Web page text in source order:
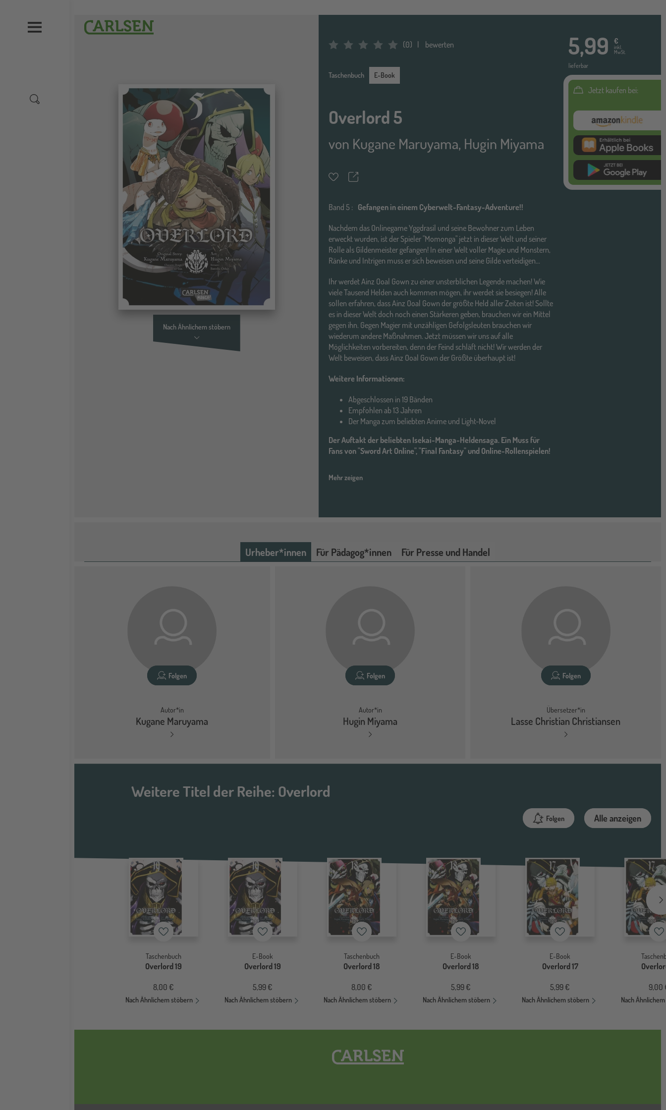
Carlsen
Nach Ähnlichem stöbern
Average Rating: 0 (0) bewerten
Taschenbuch
E-Book
Overlord 5
von Kugane Maruyama, Hugin Miyama
MerkzettelTeilen
Band 5 : Gefangen in einem Cyberwelt-Fantasy-Adventure!!
Nachdem das Onlinegame Yggdrasil und seine Bewohner zum Leben
erweckt wurden, ist der Spieler "Momonga" jetzt in dieser Welt und seiner
Rolle als Gildenmeister gefangen! In einer Welt voller Magie und Monstern,
Ränke und Intrigen muss er sich beweisen und seine Gilde verteidigen...
Ihr werdet Ainz Ooal Gown zu einer unsterblichen Legende machen! Wie
viele Tausend Helden auch kommen mögen, ihr werdet sie besiegen! Alle
sollen erfahren, dass Ainz Ooal Gown der größte Held aller Zeiten ist! Sollte
es in dieser Welt doch noch einen Stärkeren geben, brauchen wir ein Mittel
gegen ihn. Gegen Magier mit unzähligen Gefolgsleuten brauchen wir
wiederum andere Maßnahmen. Jetzt müssen wir uns auf alle
Möglichkeiten vorbereiten, denn der Feind schläft nicht! Wir werden der
Welt beweisen, dass Ainz Ooal Gown der Größte überhaupt ist!
Weitere Informationen:
Abgeschlossen in 19 Bänden
Empfohlen ab 13 Jahren
Der Manga zum beliebten Anime und Light-Novel
Der Auftakt der beliebten Isekai-Manga-Heldensaga. Ein Muss für
Fans von "Sword Art Online", "Final Fantasy" und Online-Rollenspielen!
Mehr zeigen
5,99 €
inkl.
MwSt.
lieferbar
Jetzt kaufen bei:
Amazon
itunes ebook
google
Urheber*innen Für Pädagog*innen Für Presse und Handel
Folgen
Autor*in
Kugane Maruyama
Folgen
Autor*in
Hugin Miyama
Folgen
Übersetzer*in
Lasse Christian Christiansen
Weitere Titel der Reihe: Overlord
Folgen Alle anzeigen
Merkzettel
Taschenbuch
Overlord 19
8,00 €
Nach Ähnlichem stöbern
Merkzettel
E-Book
Overlord 19
5,99 €
Nach Ähnlichem stöbern
Merkzettel
Taschenbuch
Overlord 18
8,00 €
Nach Ähnlichem stöbern
Merkzettel
E-Book
Overlord 18
5,99 €
Nach Ähnlichem stöbern
Merkzettel
E-Book
Overlord 17
5,99 €
Nach Ähnlichem stöbern
9,00
Nach